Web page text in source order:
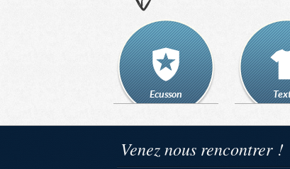
Ecusson
Venez nous rencontrer !